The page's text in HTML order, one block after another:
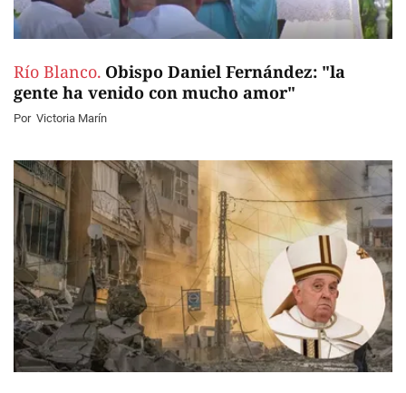
Río Blanco. Obispo Daniel Fernández: "la
gente ha venido con mucho amor"
Por Victoria Marín